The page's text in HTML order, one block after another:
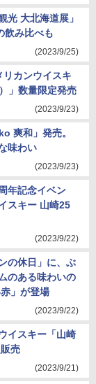
光 大北海道展」
飲み比べも
(2023/9/25)
カンウイスキ
」数量限定発売
(2023/9/23)
爽和」発売。
味わい
(2023/9/23)
年記念イベン
スキー 山崎25
(2023/9/22)
の休日」に、ぶ
のある味わいの
」が登場
(2023/9/22)
イスキー「山崎
売
(2023/9/21)